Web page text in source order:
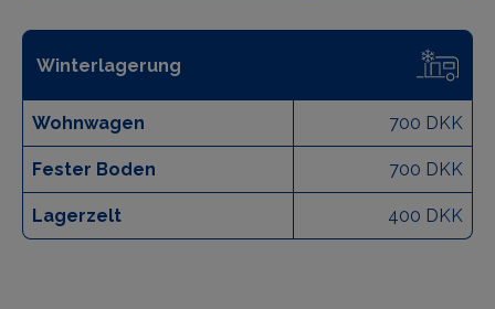
Winterlagerung
Wohnwagen 700 DKK
Fester Boden 700 DKK
Lagerzelt 400 DKK